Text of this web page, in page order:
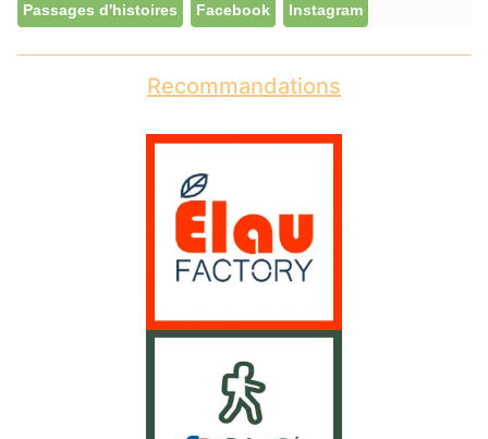
Passages d'histoires Facebook Instagram
Recommandations